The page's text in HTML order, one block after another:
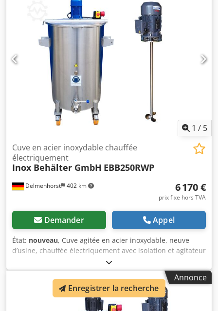
1 / 5
Delmenhorst 402 km
Cuve en acier inoxydable chauffée
électriquement
Inox Behälter GmbH EBB250RWP
6 170 €
prix fixe hors TVA
Demander Appel
État: nouveau, Cuve agitée en acier inoxydable, neuve
d’usine, chauffée électriquement avec isolation et agitateur
à hélice, y compris le manuel d’utilisation et la déclaration
de conformité CE. EBB250RWP Disponible également avec
d’autres types d’agitateurs et dans d’autres tailles.
Chsdpsyngxnsfx Aniea Contenance : 250 litres Dimensions
approximatives : Ø 595 mm x hauteur cyl. 900 mm Hauteur
Annonce
Enregistrer la recherche